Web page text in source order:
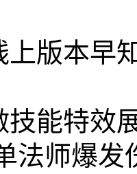
上版本早
技能特效
法师爆